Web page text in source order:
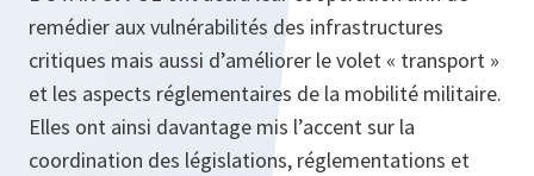
remédier aux vulnérabilités des infrastructures
critiques mais aussi d’améliorer le volet « transport »
et les aspects réglementaires de la mobilité militaire.
Elles ont ainsi davantage mis l’accent sur la
coordination des législations, réglementations et